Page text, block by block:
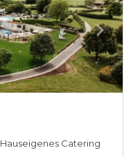
Hauseigenes Catering